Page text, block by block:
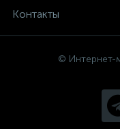
Контакты
© Интернет-